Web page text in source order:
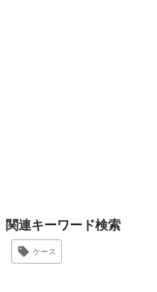
関連キーワード検索
ケース